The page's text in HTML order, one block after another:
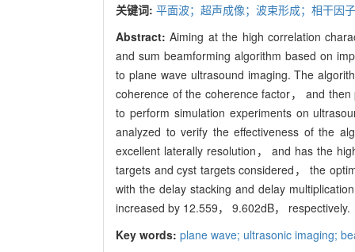
关键词: 平面波；超声成像；波束形成；相干因
Abstract:Aiming at the high correlation
and sum beamforming algorithm based on
to plane wave ultrasound imaging. The
coherence of the coherence factor， and
to perform simulation experiments on
analyzed to verify the effectiveness of the
excellent laterally resolution， and has the
targets and cyst targets considered， the
with the delay stacking and delay
increased by 12.559， 9.602dB， respectively.
Key words: plane wave; ultrasonic imaging;